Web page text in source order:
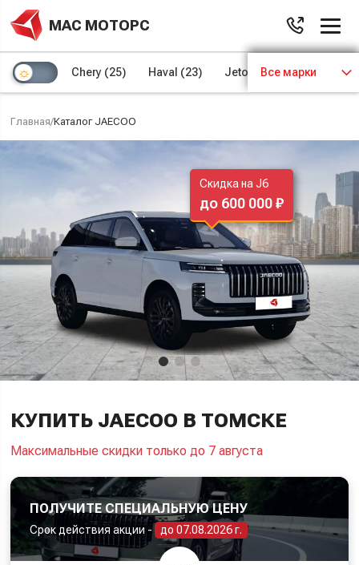
МАС МОТОРС
Chery (25) Haval (23) Jetour (8) Kaiyi (4)
Все марки
Главная/Каталог JAECOO
КУПИТЬ JAECOO В ТОМСКЕ
Максимальные скидки только до 7 августа
ПОЛУЧИТЕ СПЕЦИАЛЬНУЮ ЦЕНУ
Срок действия акции - до 07.08.2026 г.
Скидка на J6
до 600 000 ₽